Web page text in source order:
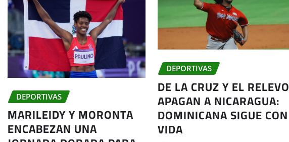
DEPORTIVAS
MARILEIDY Y MORONTA
ENCABEZAN UNA
DEPORTIVAS
DE LA CRUZ Y EL RELEVO
APAGAN A NICARAGUA:
DOMINICANA SIGUE CON
VIDA